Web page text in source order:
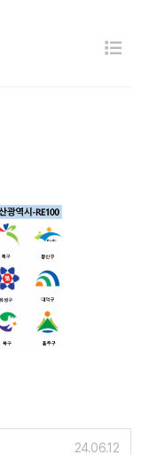
24.06.12